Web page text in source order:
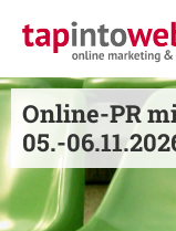
Online-PR
05.-